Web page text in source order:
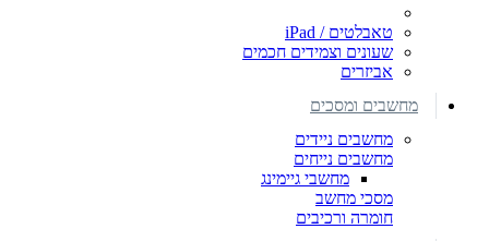
טאבלטים / iPad
שעונים וצמידים חכמים
אביזרים
מחשבים ומסכים
מחשבים ניידים
מחשבים נייחים
מחשבי גיימינג
מסכי מחשב
חומרה ורכיבים